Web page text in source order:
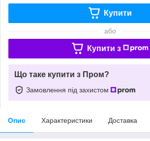
Купити
або
Купити з
Що таке купити з Пром?
Замовлення під захистом
Опис Характеристики Доставка